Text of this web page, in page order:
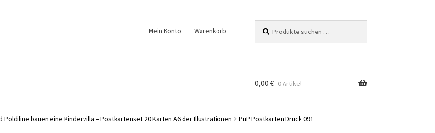
Mein Konto Warenkorb
nach:
0,00 € 0 Artikel
Poldiline bauen eine Kindervilla – Postkartenset 20 Karten A6 der Illustrationen PuP Postkarten Druck 091